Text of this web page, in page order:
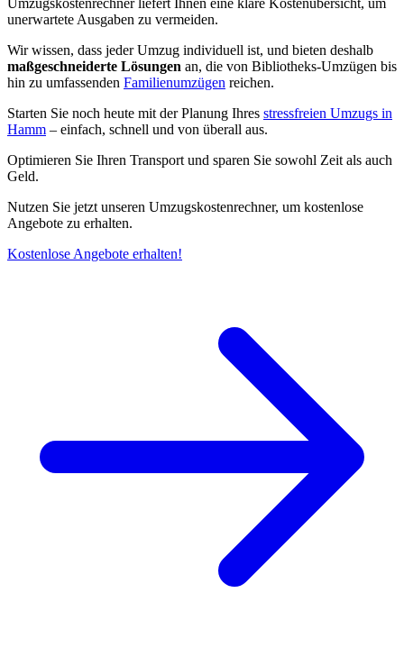
Umzugskostenrechner liefert Ihnen eine klare Kostenübersicht, um
unerwartete Ausgaben zu vermeiden.
Wir wissen, dass jeder Umzug individuell ist, und bieten deshalb
maßgeschneiderte Lösungen an, die von Bibliotheks-Umzügen bis
hin zu umfassenden Familienumzügen reichen.
Starten Sie noch heute mit der Planung Ihres stressfreien Umzugs in
Hamm – einfach, schnell und von überall aus.
Optimieren Sie Ihren Transport und sparen Sie sowohl Zeit als auch
Geld.
Nutzen Sie jetzt unseren Umzugskostenrechner, um kostenlose
Angebote zu erhalten.
Kostenlose Angebote erhalten!